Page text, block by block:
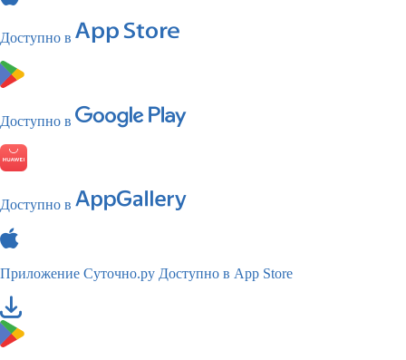
Доступно в
Доступно в
Доступно в
Приложение Суточно.ру Доступно в App Store